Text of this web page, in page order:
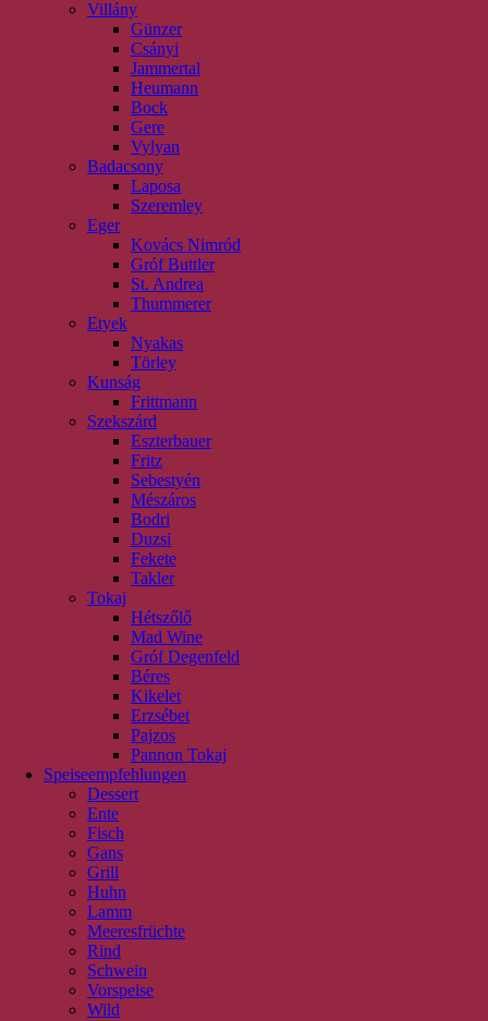
Villány
Günzer
Csányi
Jammertal
Heumann
Bock
Gere
Vylyan
Badacsony
Laposa
Szeremley
Eger
Kovács Nimród
Gróf Buttler
St. Andrea
Thummerer
Etyek
Nyakas
Törley
Kunság
Frittmann
Szekszárd
Eszterbauer
Fritz
Sebestyén
Mészáros
Bodri
Duzsi
Fekete
Takler
Tokaj
Hétszőlő
Mad Wine
Gróf Degenfeld
Béres
Kikelet
Erzsébet
Pajzos
Pannon Tokaj
Speiseempfehlungen
Dessert
Ente
Fisch
Gans
Grill
Huhn
Lamm
Meeresfrüchte
Rind
Schwein
Vorspeise
Wild